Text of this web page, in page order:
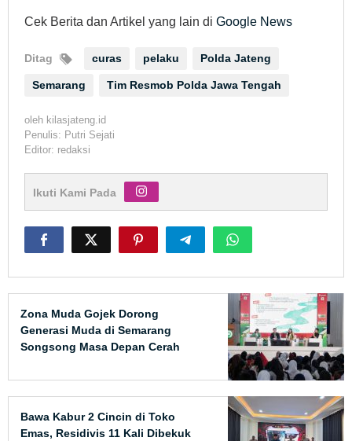
Cek Berita dan Artikel yang lain di Google News
Ditag curas pelaku Polda Jateng
Semarang Tim Resmob Polda Jawa Tengah
oleh kilasjateng.id
Penulis: Putri Sejati
Editor: redaksi
Ikuti Kami Pada
Zona Muda Gojek Dorong
Generasi Muda di Semarang
Songsong Masa Depan Cerah
Bawa Kabur 2 Cincin di Toko
Emas, Residivis 11 Kali Dibekuk